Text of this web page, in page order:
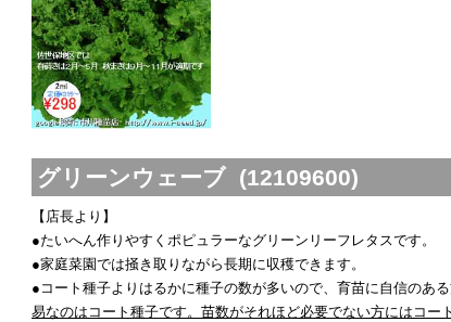
グリーンウェーブ (12109600)
【店長より】
●たいへん作りやすくポピュラーなグリーンリーフレタスです。
●家庭菜園では掻き取りながら長期に収穫できます。
●コート種子よりはるかに種子の数が多いので、育苗に自信のあ
易なのはコート種子です。苗数がそれほど必要でない方にはコー